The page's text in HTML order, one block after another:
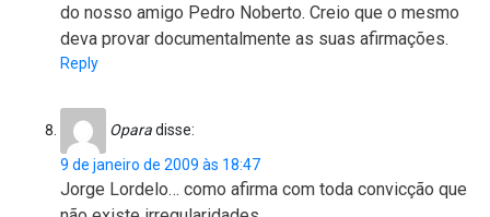
do nosso amigo Pedro Noberto. Creio que o mesmo
deva provar documentalmente as suas afirmações.
Reply
Oparadisse:
9 de janeiro de 2009 às 18:47
Jorge Lordelo… como afirma com toda convicção que